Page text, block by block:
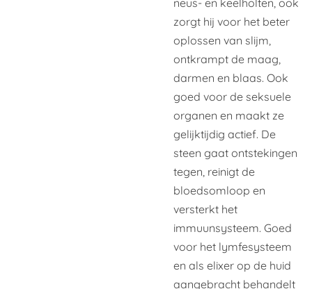
zorgt hij voor het beter
oplossen van slijm,
ontkrampt de maag,
darmen en blaas. Ook
goed voor de seksuele
organen en maakt ze
gelijktijdig actief. De
steen gaat ontstekingen
tegen, reinigt de
bloedsomloop en
versterkt het
immuunsysteem. Goed
voor het lymfesysteem
en als elixer op de huid
aangebracht behandelt